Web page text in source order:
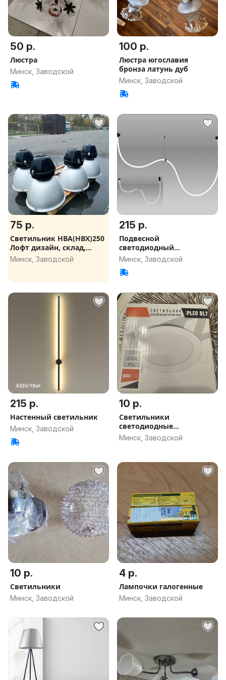
50 р.
Люстра
Минск, Заводской
100 р.
Люстра югославия
бронза латунь дуб
Минск, Заводской
75 р.
Светильник НВА(НВХ)250
Лофт дизайн, склад,
теплица
Минск, Заводской
215 р.
Подвесной
светодиодный
светильник
Минск, Заводской
215 р.
Настенный светильник
Минск, Заводской
10 р.
Светильники
светодиодные
потолочные 50 штук
Минск, Заводской
10 р.
Светильники
Минск, Заводской
4 р.
Лампочки галогенные
Минск, Заводской